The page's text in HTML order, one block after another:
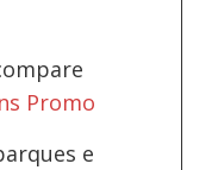
Promo
e